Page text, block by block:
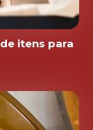
itens para